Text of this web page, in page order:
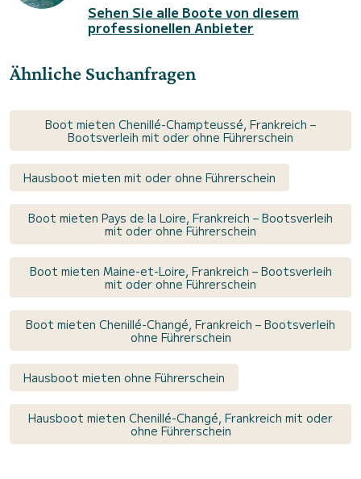
Sehen Sie alle Boote von diesem
professionellen Anbieter
Ähnliche Suchanfragen
Boot mieten Chenillé-Champteussé, Frankreich –
Bootsverleih mit oder ohne Führerschein
Hausboot mieten mit oder ohne Führerschein
Boot mieten Pays de la Loire, Frankreich – Bootsverleih
mit oder ohne Führerschein
Boot mieten Maine-et-Loire, Frankreich – Bootsverleih
mit oder ohne Führerschein
Boot mieten Chenillé-Changé, Frankreich – Bootsverleih
ohne Führerschein
Hausboot mieten ohne Führerschein
Hausboot mieten Chenillé-Changé, Frankreich mit oder
ohne Führerschein